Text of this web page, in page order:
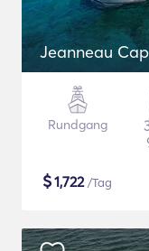
Jeanneau
Rundgang
$1,722/Tag